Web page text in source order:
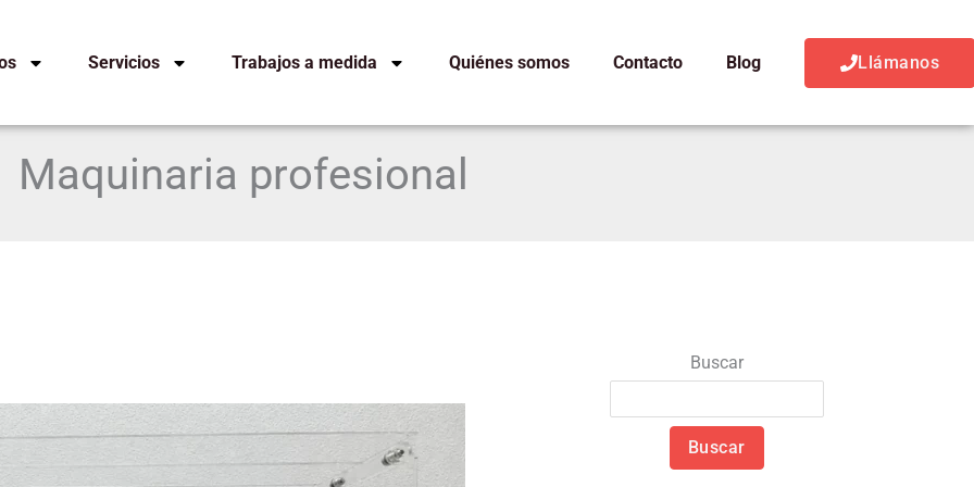
Servicios Trabajos a medida Quiénes somos Contacto Blog Llámanos
Maquinaria profesional
Buscar
Buscar